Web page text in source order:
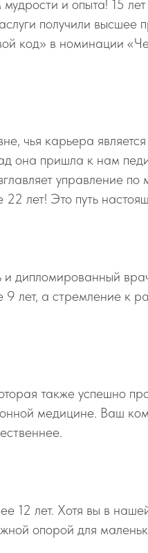
и опыта! 15 лет
получили высшее
код» в номинации
чья карьера
она пришла к нам
управление
лет! Это путь
дипломированный
лет, а стремление к
также успешно
медицине. Ваш
12 лет. Хотя вы в
опорой для